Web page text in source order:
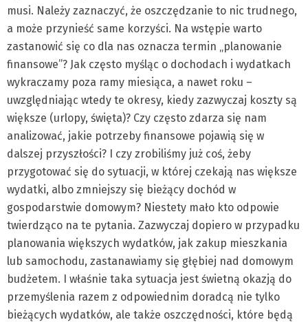
musi. Należy zaznaczyć, że oszczędzanie to nic trudnego,
a może przynieść same korzyści. Na wstępie warto
zastanowić się co dla nas oznacza termin „planowanie
finansowe”? Jak często myśląc o dochodach i wydatkach
wykraczamy poza ramy miesiąca, a nawet roku –
uwzględniając wtedy te okresy, kiedy zazwyczaj koszty są
większe (urlopy, święta)? Czy często zdarza się nam
analizować, jakie potrzeby finansowe pojawią się w
dalszej przyszłości? I czy zrobiliśmy już coś, żeby
przygotować się do sytuacji, w której czekają nas większe
wydatki, albo zmniejszy się bieżący dochód w
gospodarstwie domowym? Niestety mało kto odpowie
twierdząco na te pytania. Zazwyczaj dopiero w przypadku
planowania większych wydatków, jak zakup mieszkania
lub samochodu, zastanawiamy się głębiej nad domowym
budżetem. I właśnie taka sytuacja jest świetną okazją do
przemyślenia razem z odpowiednim doradcą nie tylko
bieżących wydatków, ale także oszczędności, które będą